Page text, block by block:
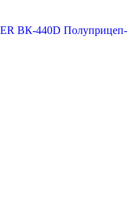
Полуприцеп-